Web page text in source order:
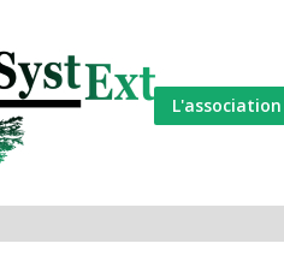
L'association